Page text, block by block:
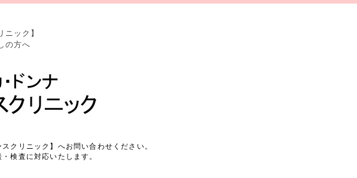
ック】
の方へ
クリニック】へお問い合わせください。
検査に対応いたします。